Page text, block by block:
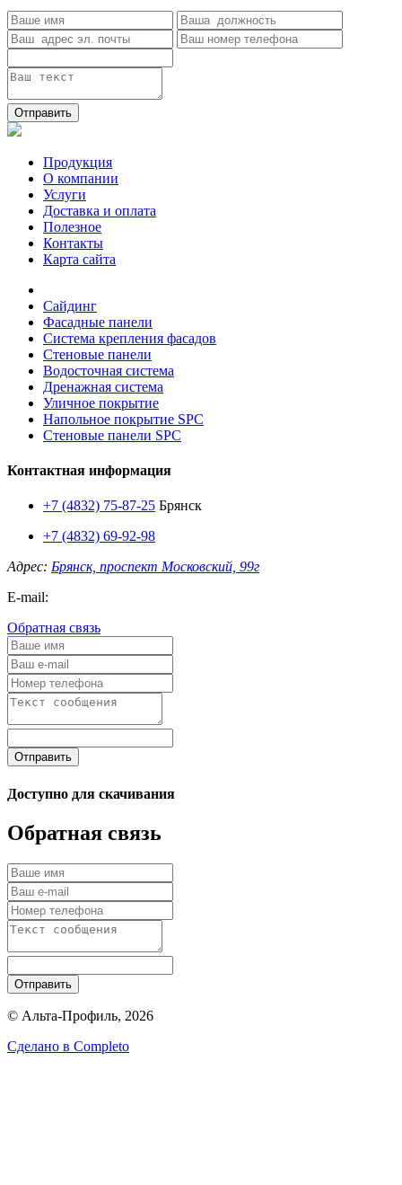
Отправить
Продукция
О компании
Услуги
Доставка и оплата
Полезное
Контакты
Карта сайта
Сайдинг
Фасадные панели
Система крепления фасадов
Стеновые панели
Водосточная система
Дренажная система
Уличное покрытие
Напольное покрытие SPC
Стеновые панели SPC
Контактная информация
+7 (4832) 75-87-25 Брянск
+7 (4832) 69-92-98
Адрес: Брянск, проспект Московский, 99г
E-mail:
Обратная связь
Отправить
Доступно для скачивания
Обратная связь
Отправить
© Альта-Профиль, 2026
Сделано в Completo